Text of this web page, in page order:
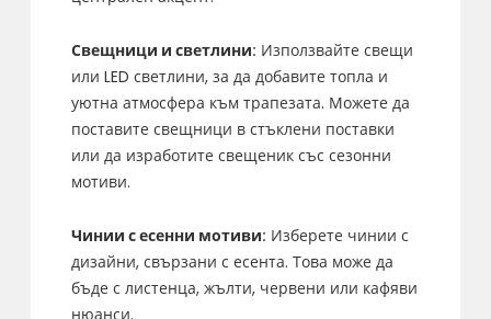
Свещници и светлини: Използвайте свещи
или LED светлини, за да добавите топла и
уютна атмосфера към трапезата. Можете да
поставите свещници в стъклени поставки
или да изработите свещеник със сезонни
мотиви.
Чинии с есенни мотиви: Изберете чинии с
дизайни, свързани с есента. Това може да
бъде с листенца, жълти, червени или кафяви
нюанси.